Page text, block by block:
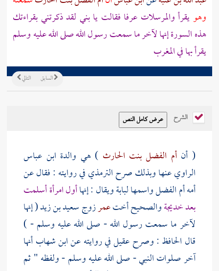
وهويقرأ والمرسلات عرفا فقالت يا بني لقد ذكرتني بقراءتك
هذه السورة إنها لآخر ما سمعت رسول الله صلى الله عليه وسلم
يقرأ بها في المغرب
التالي السابق
الشرح
( أنأم الفضل بنت الحارث ) هي والدة ابن عباس
الراوي عنها وبذلك صرحالترمذيفي روايته : فقال عن
أمهأم الفضلواسمهالبابةويقال : إنهاأول امرأة أسلمت
بعدخديجةوالصحيح أختعمرزوجسعيد بن زيد( إنها
لآخر ما سمعت رسول الله - صلى الله عليه وسلم - )
قال الحافظ : وصرحعقيلفي روايته عنابن شهابأنها
آخر صلوات النبي - صلى الله عليه وسلم - ولفظه " ثم